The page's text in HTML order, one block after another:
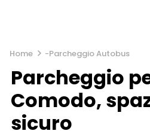
Home -Parcheggio Autobus
Parcheggio
Comodo,
sicuro